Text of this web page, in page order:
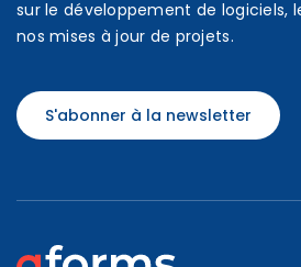
sur le développement de logiciels,
nos mises à jour de projets.
S'abonner à la newsletter